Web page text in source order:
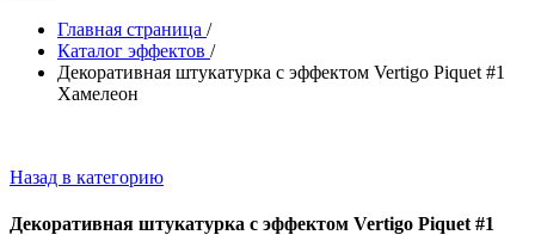
Главная страница /
Каталог эффектов /
Декоративная штукатурка с эффектом Vertigo Piquet #1
Хамелеон
Назад в категорию
Декоративная штукатурка с эффектом Vertigo Piquet #1